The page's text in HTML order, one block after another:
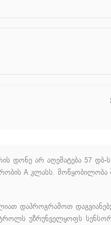
დონე არ აღემატება 57 დბ-
A კლასს. მოწყობილობა
დაპროგრამოთ
უზრუნველყოფს